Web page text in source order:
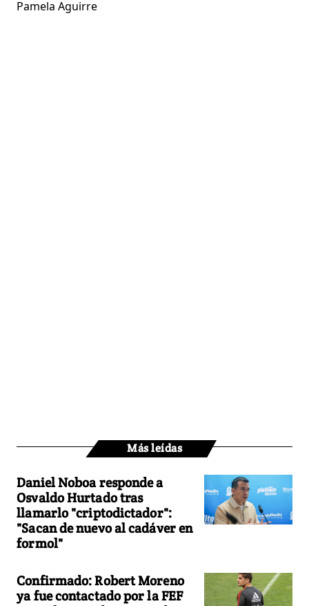
Pamela Aguirre
Más leídas
Daniel Noboa responde a
Osvaldo Hurtado tras
llamarlo "criptodictador":
"Sacan de nuevo al cadáver en
formol"
Confirmado: Robert Moreno
ya fue contactado por la FEF